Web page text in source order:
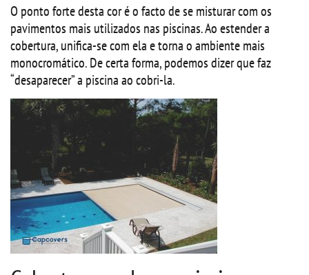
O ponto forte desta cor é o facto de se misturar com os
pavimentos mais utilizados nas piscinas. Ao estender a
cobertura, unifica-se com ela e torna o ambiente mais
monocromático. De certa forma, podemos dizer que faz
“desaparecer” a piscina ao cobri-la.